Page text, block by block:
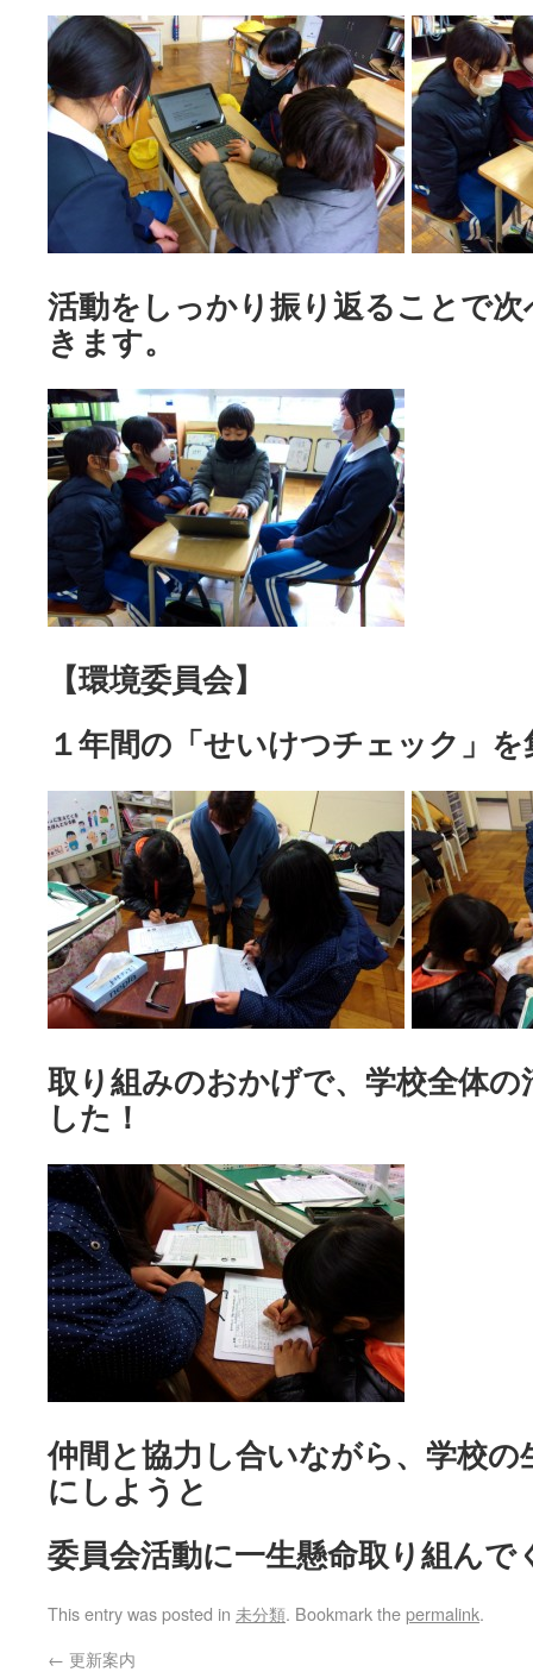
活動をしっかり振り返ることで
きます。
【環境委員会】
１年間の「せいけつチェック」
取り組みのおかげで、学校全体
した！
仲間と協力し合いながら、学校
にしようと
委員会活動に一生懸命取り組ん
This entry was posted in 未分類. Bookmark thepermalink.
← 更新案内